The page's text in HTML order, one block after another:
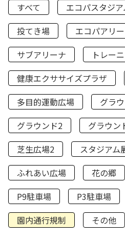
すべて エコパスタジア
投てき場
エコパアリ
サブアリーナ
トレー
健康エクササイズプラザ
多目的運動広場
グラ
グラウンド2
グラウン
芝生広場2
スタジアム
ふれあい広場
花の郷
P9駐車場
P3駐車場
園内通行規制
その他